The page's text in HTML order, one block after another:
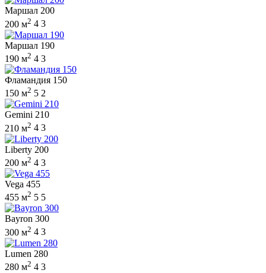
Маршал 200
200 м2 4 3
Маршал 190
190 м2 4 3
Фламандия 150
150 м2 5 2
Gemini 210
210 м2 4 3
Liberty 200
200 м2 4 3
Vega 455
455 м2 5 5
Bayron 300
300 м2 4 3
Lumen 280
280 м2 4 3